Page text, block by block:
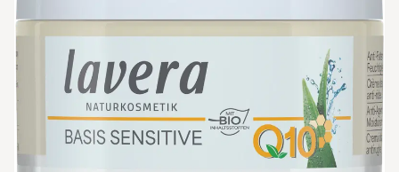
Avaa tuotekuva suurennettuna